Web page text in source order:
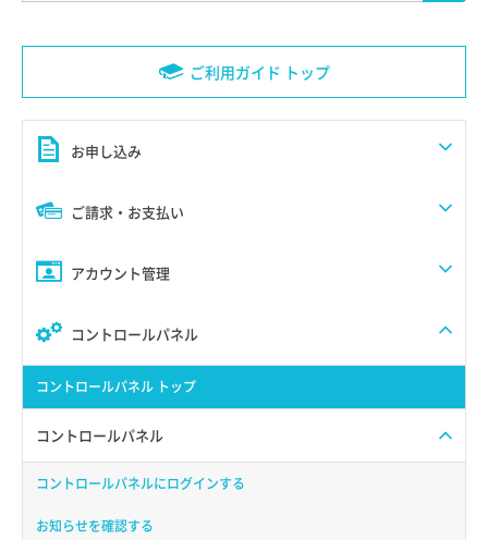
ご利用ガイド トップ
お申し込み
ご請求・お支払い
アカウント管理
コントロールパネル
コントロールパネル トップ
コントロールパネル
コントロールパネルにログインする
お知らせを確認する